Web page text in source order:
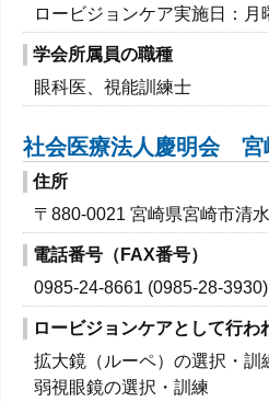
ロービジョンケア実施日：月
学会所属員の職種
眼科医、視能訓練士
社会医療法人慶明会 宮
住所
〒880-0021 宮崎県宮崎市清
電話番号（FAX番号）
0985-24-8661 (0985-28-3930)
ロービジョンケアとして行わ
拡大鏡（ルーペ）の選択・訓
弱視眼鏡の選択・訓練